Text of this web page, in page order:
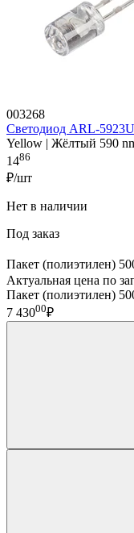
003268
Светодиод ARL-
Yellow | Жёлтый 590
1486
₽/шт
Нет в наличии
Под заказ
Пакет (полиэтилен)
Актуальная цена по
Пакет (полиэтилен)
7 43000₽